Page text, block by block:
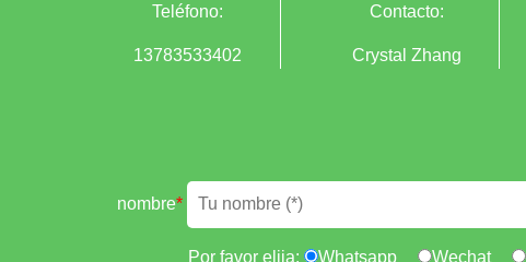
Teléfono:
13783533402
Contacto:
Crystal Zhang
nombre*
Por favor elija: Whatsapp Wechat